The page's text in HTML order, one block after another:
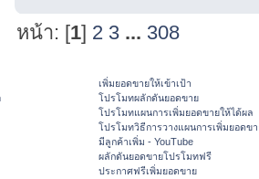
หน้า: [1] 2 3 ... 308
เพิ่มยอดขายให้เข้าเป้า
โปรโมทผลักดันยอดขาย
โปรโมทแผนการเพิ่มยอดขายให้ได้ผล
โปรโมทวิธีการวางแผนการเพิ่มยอดข
มีลูกค้าเพิ่ม - YouTube
ผลักดันยอดขายโปรโมทฟรี
ประกาศฟรีเพิ่มยอดขาย